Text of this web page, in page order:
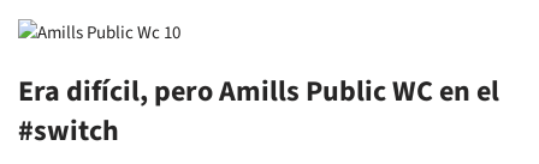
Era difícil, pero Amills Public WC en el
#switch